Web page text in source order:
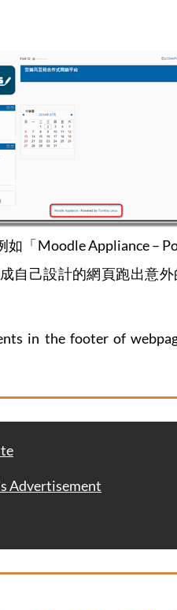
「Moodle Appliance –
自己設計的網頁跑出意
in the footer of
Advertisement